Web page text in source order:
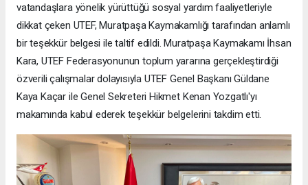
vatandaşlara yönelik yürüttüğü sosyal yardım faaliyetleriyle
dikkat çeken UTEF, Muratpaşa Kaymakamlığı tarafından anlamlı
bir teşekkür belgesi ile taltif edildi. Muratpaşa Kaymakamı İhsan
Kara, UTEF Federasyonunun toplum yararına gerçekleştirdiği
özverili çalışmalar dolayısıyla UTEF Genel Başkanı Güldane
Kaya Kaçar ile Genel Sekreteri Hikmet Kenan Yozgatlı'yı
makamında kabul ederek teşekkür belgelerini takdim etti.